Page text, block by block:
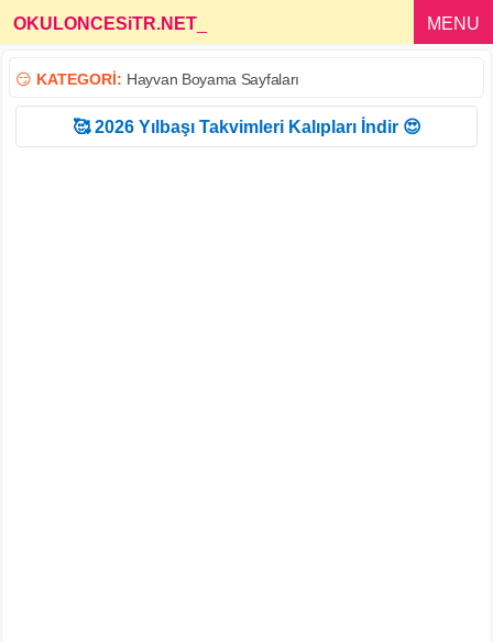
OKULONCESiTR.NET MENU
😏 KATEGORİ: Hayvan Boyama Sayfaları
🥰 2026 Yılbaşı Takvimleri Kalıpları İndir 😍